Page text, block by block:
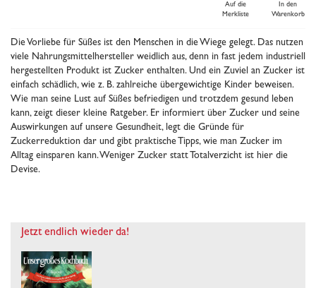
Auf die
Merkliste
In den
Warenkorb
Die Vorliebe für Süßes ist den Menschen in die Wiege gelegt. Das nutzen
viele Nahrungsmittelhersteller weidlich aus, denn in fast jedem industriell
hergestellten Produkt ist Zucker enthalten. Und ein Zuviel an Zucker ist
einfach schädlich, wie z. B. zahlreiche übergewichtige Kinder beweisen.
Wie man seine Lust auf Süßes befriedigen und trotzdem gesund leben
kann, zeigt dieser kleine Ratgeber. Er informiert über Zucker und seine
Auswirkungen auf unsere Gesundheit, legt die Gründe für
Zuckerreduktion dar und gibt praktische Tipps, wie man Zucker im
Alltag einsparen kann. Weniger Zucker statt Totalverzicht ist hier die
Devise.
Jetzt endlich wieder da!